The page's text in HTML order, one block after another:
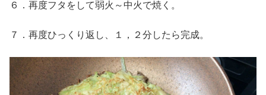
６．再度フタをして弱火～中火で焼く。
７．再度ひっくり返し、１，２分したら完成。